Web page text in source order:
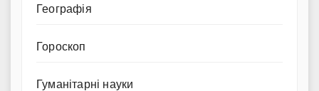
Географія
Гороскоп
Гуманітарні науки